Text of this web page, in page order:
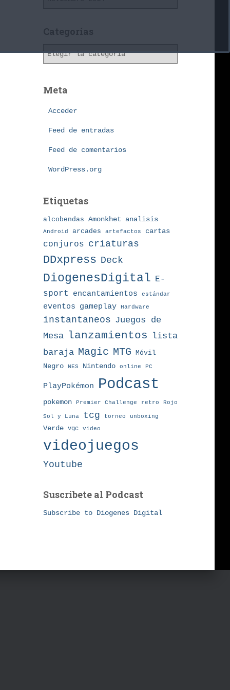
h
v
o
Categorías
g
Meta
Acceder
Feed de entradas
Feed de comentarios
WordPress.org
Etiquetas
alcobendas Amonkhet analisis
Android arcades artefactos cartas
conjuros criaturas
DDxpress Deck
DiogenesDigital E-
sport
encantamientos estándar
eventos gameplay Hardware
instantaneos Juegos de
Mesa
lanzamientos
lista
baraja Magic MTG Móvil
Negro
NES Nintendo online PC
PlayPokémon Podcast
pokemon Premier Challenge retro Rojo
Sol y Luna tcg torneo unboxing
Verde vgc video
videojuegos
Youtube
Suscribete al Podcast
Subscribe to Diogenes Digital